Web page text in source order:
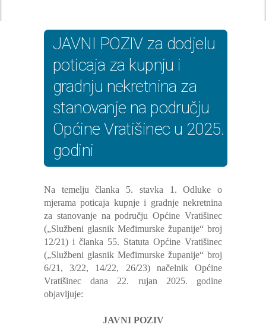
JAVNI POZIV za dodjelu
poticaja za kupnju i
gradnju nekretnina za
stanovanje na području
Općine Vratišinec u 2025.
godini
Na temelju članka 5. stavka 1. Odluke o
mjerama poticaja kupnje i gradnje nekretnina
za stanovanje na području Općine Vratišinec
(„Službeni glasnik Međimurske županije“ broj
12/21) i članka 55. Statuta Općine Vratišinec
(„Službeni glasnik Međimurske županije“ broj
6/21, 3/22, 14/22, 26/23) načelnik Općine
Vratišinec dana 22. rujan 2025. godine
objavljuje:
JAVNI POZIV